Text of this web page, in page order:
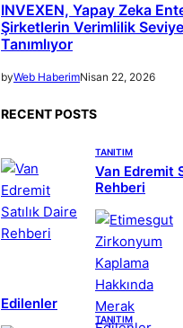
INVEXEN, Yapay Zeka
Şirketlerin Verimlilik
Tanımlıyor
byWeb HaberimNisan 22, 2026
RECENT POSTS
TANITIM
Van Edremit
Rehberi
Edilenler
TANITIM